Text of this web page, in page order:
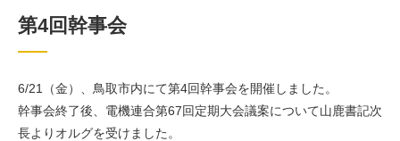
第4回幹事会
6/21（金）、鳥取市内にて第4回幹事会を開催しました。
幹事会終了後、電機連合第67回定期大会議案について山鹿書記次
長よりオルグを受けました。